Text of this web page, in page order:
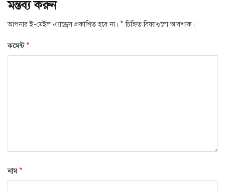
মন্তব্য করুন
আপনার ই-মেইল এ্যাড্রেস প্রকাশিত হবে না। * চিহ্নিত বিষয়গুলো আবশ্যক।
কমেন্ট*
নাম*